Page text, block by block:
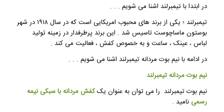
در ابتدا با تیمبرلند اشنا می شویم . . .
تیمبرلند ؛ یکی از برند های محبوب امریکایی است که در سال ۱۹۱۸ در شهر
بوستون ماساچوست تاسیس شد . این برند پرطرفدار در زمینه تولید
لباس ، عینک ، ساعت و به خصوص کفش ، فعالیت می کند .
در ادامه با نیم بوت مردانه تیمبرلند اشنا می شویم . . .
نیم بوت مردانه تیمبرلند
نیم بوت تیمبرلند را می توان به عنوان یککفش مردانه با سبکی نیمه
رسمی نامید .